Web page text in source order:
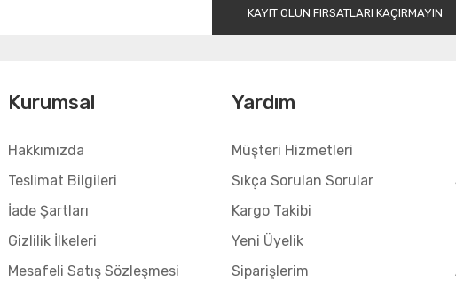
KAYIT OLUN FIRSATLARI KAÇIRMAYIN
Kurumsal
Hakkımızda
Teslimat Bilgileri
İade Şartları
Gizlilik İlkeleri
Mesafeli Satış Sözleşmesi
Yardım
Müşteri Hizmetleri
Sıkça Sorulan Sorular
Kargo Takibi
Yeni Üyelik
Siparişlerim